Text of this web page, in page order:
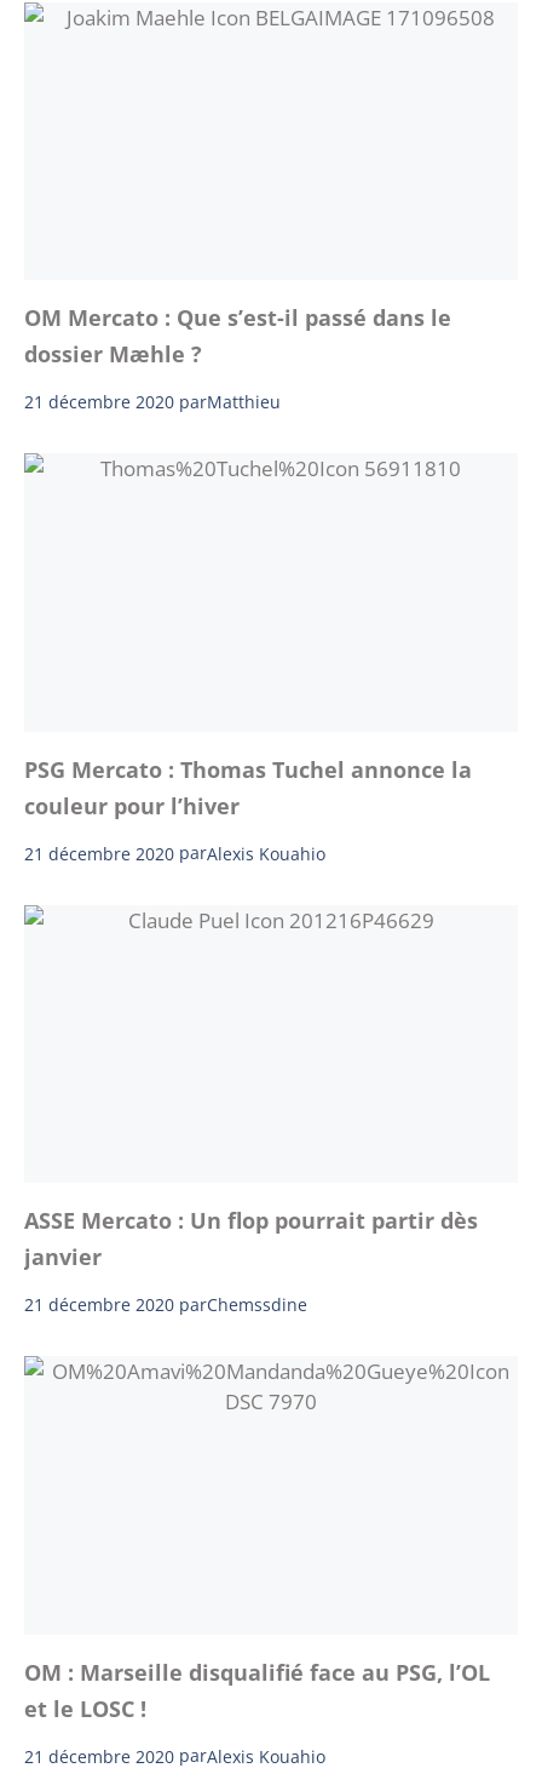
OM Mercato : Que s’est-il passé dans le
dossier Mæhle ?
21 décembre 2020 parMatthieu
PSG Mercato : Thomas Tuchel annonce la
couleur pour l’hiver
21 décembre 2020 parAlexis Kouahio
ASSE Mercato : Un flop pourrait partir dès
janvier
21 décembre 2020 parChemssdine
OM : Marseille disqualifié face au PSG, l’OL
et le LOSC !
21 décembre 2020 parAlexis Kouahio